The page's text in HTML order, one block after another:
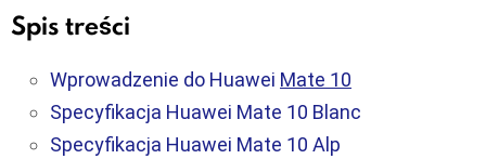
Spis treści
Wprowadzenie do Huawei Mate 10
Specyfikacja Huawei Mate 10 Blanc
Specyfikacja Huawei Mate 10 Alp